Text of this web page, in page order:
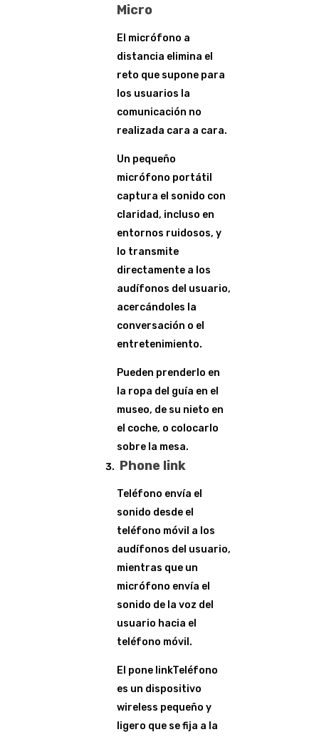
Micro
El micrófono a
distancia elimina el
reto que supone para
los usuarios la
comunicación no
realizada cara a cara.
Un pequeño
micrófono portátil
captura el sonido con
claridad, incluso en
entornos ruidosos, y
lo transmite
directamente a los
audífonos del usuario,
acercándoles la
conversación o el
entretenimiento.
Pueden prenderlo en
la ropa del guía en el
museo, de su nieto en
el coche, o colocarlo
sobre la mesa.
Phone link
Teléfono envía el
sonido desde el
teléfono móvil a los
audífonos del usuario,
mientras que un
micrófono envía el
sonido de la voz del
usuario hacia el
teléfono móvil.
El pone linkTeléfono
es un dispositivo
wireless pequeño y
ligero que se fija a la